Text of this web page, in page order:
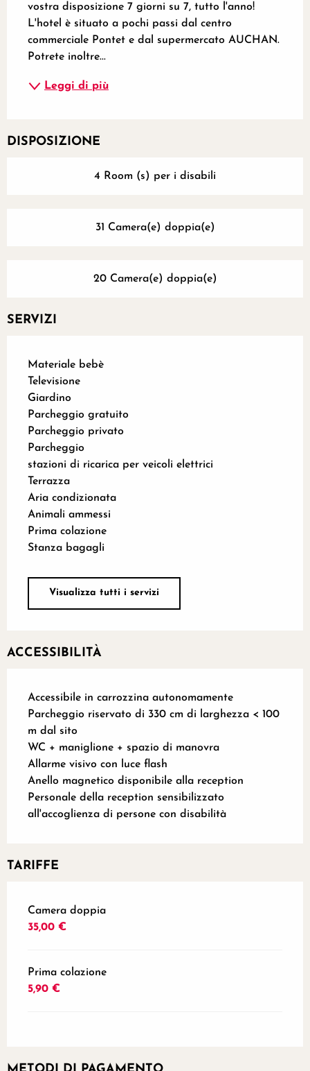
vostra disposizione 7 giorni su 7, tutto l'anno!
L'hotel è situato a pochi passi dal centro
commerciale Pontet e dal supermercato AUCHAN.
Potrete inoltre...
Leggi di più
DISPOSIZIONE
4 Room (s) per i disabili
31 Camera(e) doppia(e)
20 Camera(e) doppia(e)
SERVIZI
Materiale bebè
Televisione
Giardino
Parcheggio gratuito
Parcheggio privato
Parcheggio
stazioni di ricarica per veicoli elettrici
Terrazza
Aria condizionata
Animali ammessi
Prima colazione
Stanza bagagli
Visualizza tutti i servizi
ACCESSIBILITÀ
Accessibile in carrozzina autonomamente
Parcheggio riservato di 330 cm di larghezza < 100
m dal sito
WC + maniglione + spazio di manovra
Allarme visivo con luce flash
Anello magnetico disponibile alla reception
Personale della reception sensibilizzato
all'accoglienza di persone con disabilità
TARIFFE
Tariffe 2026
Camera doppia
35,00 €
Prima colazione
5,90 €